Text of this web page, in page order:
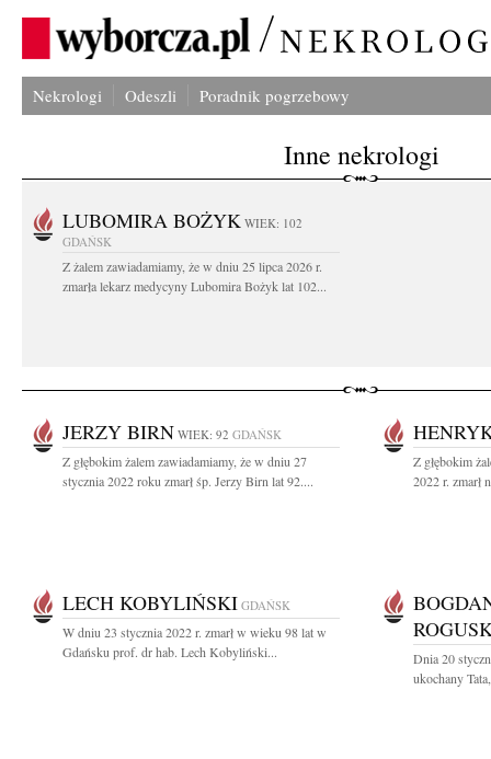
Nekrologi Odeszli Poradnik pogrzebowy
Inne nekrologi
LUBOMIRA BOŻYK WIEK: 102
GDAŃSK
Z żalem zawiadamiamy, że w dniu 25 lipca 2026 r.
zmarła lekarz medycyny Lubomira Bożyk lat 102...
JERZY BIRN WIEK: 92 GDAŃSK
Z głębokim żalem zawiadamiamy, że w dniu 27
stycznia 2022 roku zmarł śp. Jerzy Birn lat 92....
Z głębokim
2022 r. zmarł
LECH KOBYLIŃSKI GDAŃSK
W dniu 23 stycznia 2022 r. zmarł w wieku 98 lat w
Gdańsku prof. dr hab. Lech Kobyliński...
Dnia 20
ukochany